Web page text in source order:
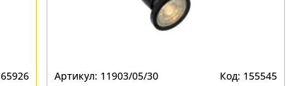
65926 11903/05/30 155545